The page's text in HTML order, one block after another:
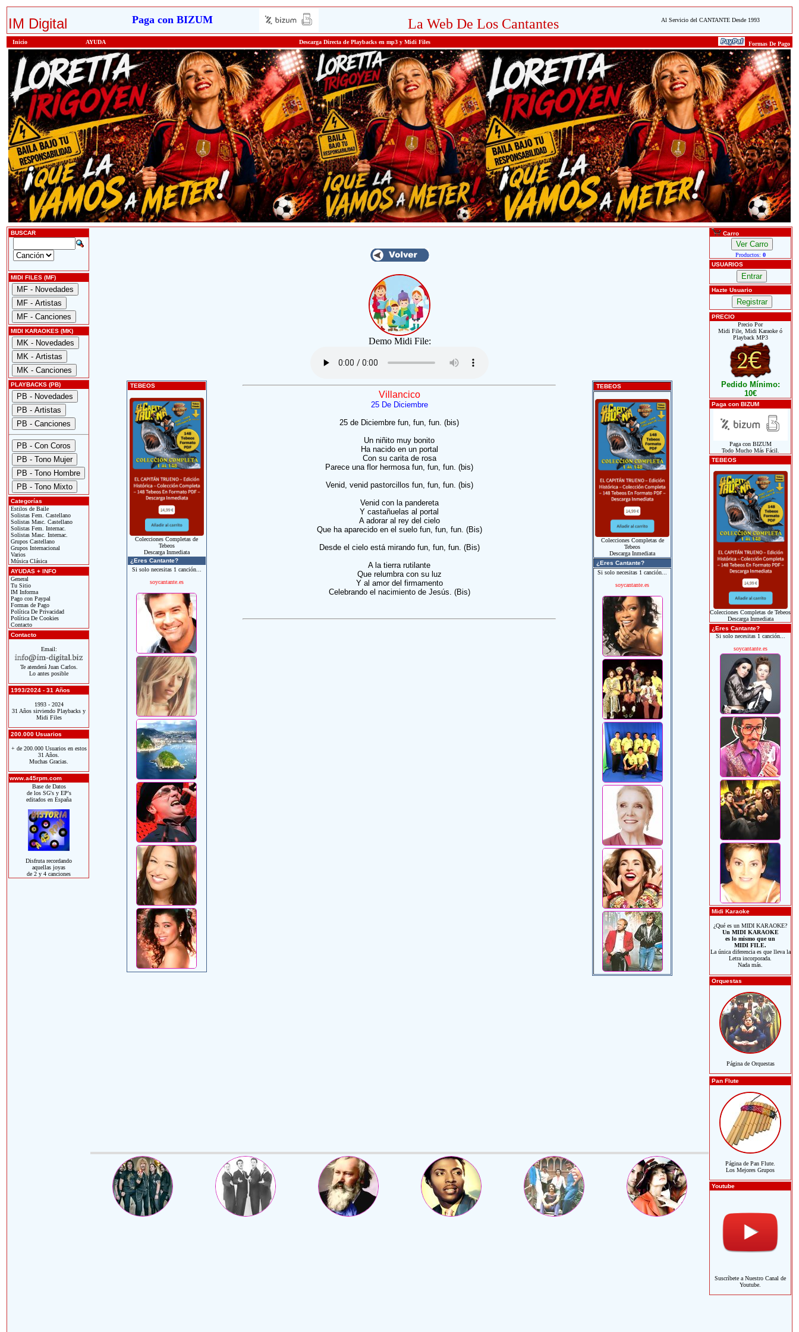
IM Digital Paga con BIZUM La Web De Los Cantantes Al Servicio del CANTANTE Desde 1993
Inicio AYUDA Descarga Directa de Playbacks en mp3 y Midi Files Formas De Pago
BUSCAR
MIDI FILES (MF)
MIDI KARAOKES (MK)
PLAYBACKS (PB)
Categorías
Estilos de Baile
Solistas Fem. Castellano
Solistas Masc. Castellano
Solistas Fem. Internac.
Solistas Masc. Internac.
Grupos Castellano
Grupos Internacional
Varios
Música Clásica
AYUDAS + INFO
General
Tu Sitio
IM Informa
Pago con Paypal
Formas de Pago
Política De Privacidad
Política De Cookies
Contacto
Contacto
Email:
Te atenderá Juan Carlos.
Lo antes posible
1993/2024 - 31 Años
1993 - 2024
31 Años sirviendo Playbacks y
Midi Files
200.000 Usuarios
+ de 200.000 Usuarios en estos
31 Años.
Muchas Gracias.
www.a45rpm.com
Base de Datos
de los SG's y EP's
editados en España
Disfruta recordando
aquellas joyas
de 2 y 4 canciones
Demo Midi File:
TEBEOS
Colecciones Completas de
Tebeos
Descarga Inmediata
¿Eres Cantante?
Si solo necesitas 1 canción...
soycantante.es
Villancico
25 De Diciembre
25 de Diciembre fun, fun, fun. (bis)
Un niñito muy bonito
Ha nacido en un portal
Con su carita de rosa
Parece una flor hermosa fun, fun, fun. (bis)
Venid, venid pastorcillos fun, fun, fun. (bis)
Venid con la pandereta
Y castañuelas al portal
A adorar al rey del cielo
Que ha aparecido en el suelo fun, fun, fun. (Bis)
Desde el cielo está mirando fun, fun, fun. (Bis)
A la tierra rutilante
Que relumbra con su luz
Y al amor del firmamento
Celebrando el nacimiento de Jesús. (Bis)
TEBEOS
Colecciones Completas de
Tebeos
Descarga Inmediata
¿Eres Cantante?
Si solo necesitas 1 canción...
soycantante.es
Carro
Productos: 0
USUARIOS
Hazte Usuario
PRECIO
Precio Por
Midi File, Midi Karaoke ó
Playback MP3
Pedido Mínimo:
10€
Paga con BIZUM
Paga con BIZUM
Todo Mucho Más Fácil.
TEBEOS
Colecciones Completas de Tebeos
Descarga Inmediata
¿Eres Cantante?
Si solo necesitas 1 canción...
soycantante.es
Midi Karaoke
¿Qué es un MIDI KARAOKE?
Un MIDI KARAOKE
es lo mismo que un
MIDI FILE.
La única diferencia es que lleva la
Letra incorporada.
Nada más.
Orquestas
Página de Orquestas
Pan Flute
Página de Pan Flute.
Los Mejores Grupos
Youtube
Suscríbete a Nuestro Canal de
Youtube.